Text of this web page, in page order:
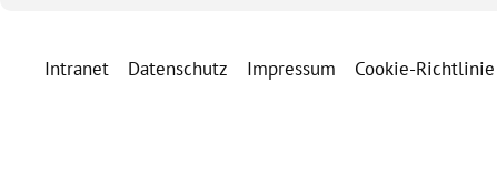
Intranet Datenschutz Impressum Cookie-Richtlinie